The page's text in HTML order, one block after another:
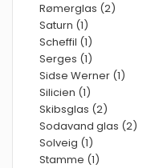
Rømerglas (2)
Saturn (1)
Scheffil (1)
Serges (1)
Sidse Werner (1)
Silicien (1)
Skibsglas (2)
Sodavand glas (2)
Solveig (1)
Stamme (1)